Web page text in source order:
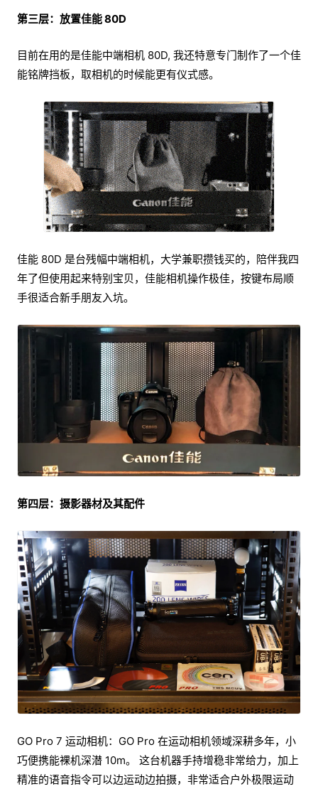
第三层：放置佳能 80D
目前在用的是佳能中端相机 80D, 我还特意专门制作了一个佳
能铭牌挡板，取相机的时候能更有仪式感。
佳能 80D 是台残幅中端相机，大学兼职攒钱买的，陪伴我四
年了但使用起来特别宝贝，佳能相机操作极佳，按键布局顺
手很适合新手朋友入坑。
第四层：摄影器材及其配件
GO Pro 7 运动相机：GO Pro 在运动相机领域深耕多年，小
巧便携能裸机深潜 10m。 这台机器手持增稳非常给力，加上
精准的语音指令可以边运动边拍摄，非常适合户外极限运动